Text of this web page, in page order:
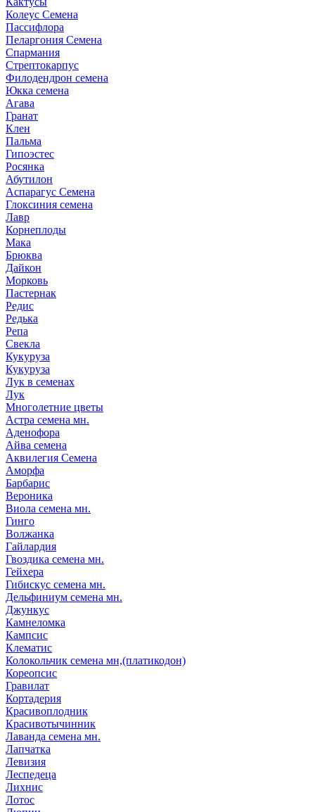
Колеус Семена
Пассифлора
Пеларгония Семена
Спармания
Стрептокарпус
Филодендрон семена
Юкка семена
Агава
Гранат
Клен
Пальма
Гипоэстес
Росянка
Абутилон
Аспарагус Семена
Глоксиния семена
Лавр
Корнеплоды
Мака
Брюква
Дайкон
Морковь
Пастернак
Редис
Редька
Репа
Свекла
Кукуруза
Кукуруза
Лук в семенах
Лук
Многолетние цветы
Астра семена мн.
Аденофора
Айва семена
Аквилегия Семена
Аморфа
Барбарис
Вероника
Виола семена мн.
Гинго
Волжанка
Гайлардия
Гвоздика семена мн.
Гейхера
Гибискус семена мн.
Дельфиниум семена мн.
Джункус
Камнеломка
Кампсис
Клематис
Колокольчик семена мн,(платикодон)
Кореопсис
Гравилат
Кортадерия
Красивоплодник
Красивотычинник
Лаванда семена мн.
Лапчатка
Левизия
Леспедеца
Лихнис
Лотос